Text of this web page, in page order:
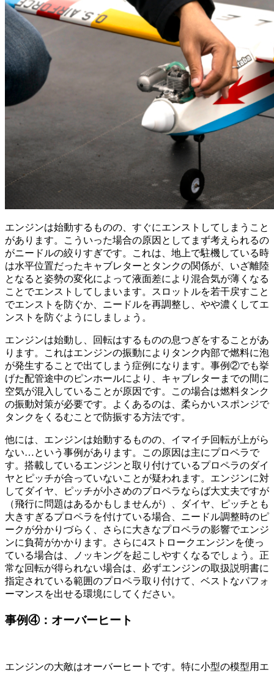
エンジンは始動するものの、すぐにエンストしてしまうこと
があります。こういった場合の原因としてまず考えられるの
がニードルの絞りすぎです。これは、地上で駐機している時
は水平位置だったキャブレターとタンクの関係が、いざ離陸
となると姿勢の変化によって液面差により混合気が薄くなる
ことでエンストしてしまいます。スロットルを若干戻すこと
でエンストを防ぐか、ニードルを再調整し、やや濃くしてエ
ンストを防ぐようにしましょう。
エンジンは始動し、回転はするものの息つぎをすることがあ
ります。これはエンジンの振動によりタンク内部で燃料に泡
が発生することで出てしまう症例になります。事例②でも挙
げた配管途中のピンホールにより、キャブレターまでの間に
空気が混入していることが原因です。この場合は燃料タンク
の振動対策が必要です。よくあるのは、柔らかいスポンジで
タンクをくるむことで防振する方法です。
他には、エンジンは始動するものの、イマイチ回転が上がら
ない…という事例があります。この原因は主にプロペラで
す。搭載しているエンジンと取り付けているプロペラのダイ
ヤとピッチが合っていないことが疑われます。エンジンに対
してダイヤ、ピッチが小さめのプロペラならば大丈夫ですが
（飛行に問題はあるかもしませんが）、ダイヤ、ピッチとも
大きすぎるプロペラを付けている場合、ニードル調整時のピ
ークが分かりづらく、さらに大きなプロペラの影響でエンジ
ンに負荷がかかります。さらに4ストロークエンジンを使っ
ている場合は、ノッキングを起こしやすくなるでしょう。正
常な回転が得られない場合は、必ずエンジンの取扱説明書に
指定されている範囲のプロペラ取り付けて、ベストなパフォ
ーマンスを出せる環境にしてください。
事例④：オーバーヒート
エンジンの大敵はオーバーヒートです。特に小型の模型用エ